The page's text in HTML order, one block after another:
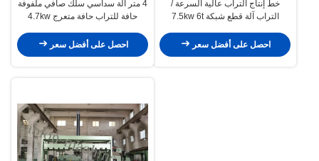
خط إنتاج التراب عالية السرعة /
التراب آلة قطع شبكة 7.5kw 6t
احصل على أفضل سعر
4 متر آلة سداسي سلك صافي ملفوفة
حافة للتراب حافة متعرج 4.7kw
احصل على أفضل سعر